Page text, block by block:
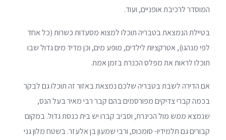
המוסדר לרכיבת אופניים, ועוד.
בטיילת הנמצאת בטבריה תוכלו למצוא מסעדות כשרות (כל אחד
לפי מנהגו), אטרקציות לילדים, מופע מים, וכן מדיד מים גדול שבו
תוכלו לראות את מפלס הכנרת בזמן אמת.
אם הדירה לשבת בטבריה שלכם נמצאת באזור זה תוכלו גם לבקר
בכמה קברי צדיקים מפורסמים בהם קבר רבי מאיר בעל הנס,
שנמצא ממש מול הכינרת, וסביב קברו יש בית כנסת גדול. במקום
קבורים גם תלמידיו- סומכוס, ורבי שמעון בן אלעזר. בשטח מלון גני